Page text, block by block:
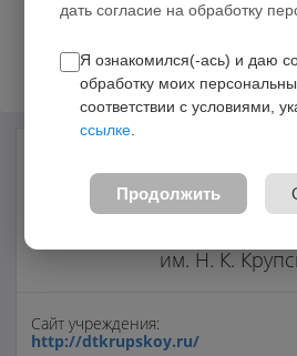
образовательное
дополнительного
им. Н. К.
Сайт учреждения:
http://dtkrupskoy.ru/
дать согласие на обработку
Я ознакомился(-ась) и даю
обработку моих
соответствии с условиями,
ссылке
Продолжить